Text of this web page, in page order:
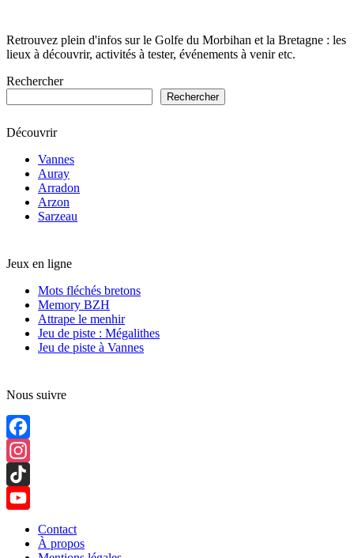
Retrouvez plein d'infos sur le Golfe du Morbihan et la Bretagne : les
lieux à découvrir, activités à tester, événements à venir etc.
Rechercher
Rechercher
Découvrir
Vannes
Auray
Arradon
Arzon
Sarzeau
Jeux en ligne
Mots fléchés bretons
Memory BZH
Attrape le menhir
Jeu de piste : Mégalithes
Jeu de piste à Vannes
Nous suivre
Facebook
Instagram
TikTok
Channel
Contact
À propos